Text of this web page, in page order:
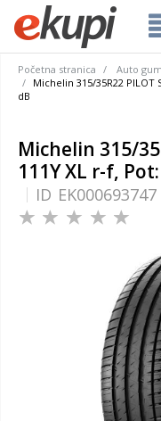
Početna stranica
Auto
Michelin 315/35R22 PILOT
dB
Michelin 315/
111Y XL r-f,
ID EK000693747